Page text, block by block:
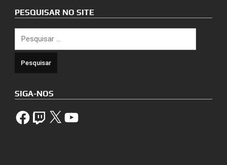
PESQUISAR NO SITE
por:
SIGA-NOS
FacebookTwitch X YouTube